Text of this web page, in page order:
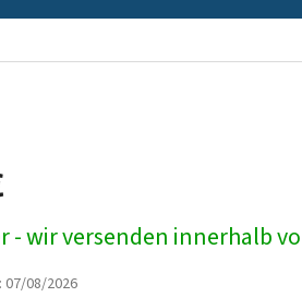
- wir versenden innerhalb
07/08/2026